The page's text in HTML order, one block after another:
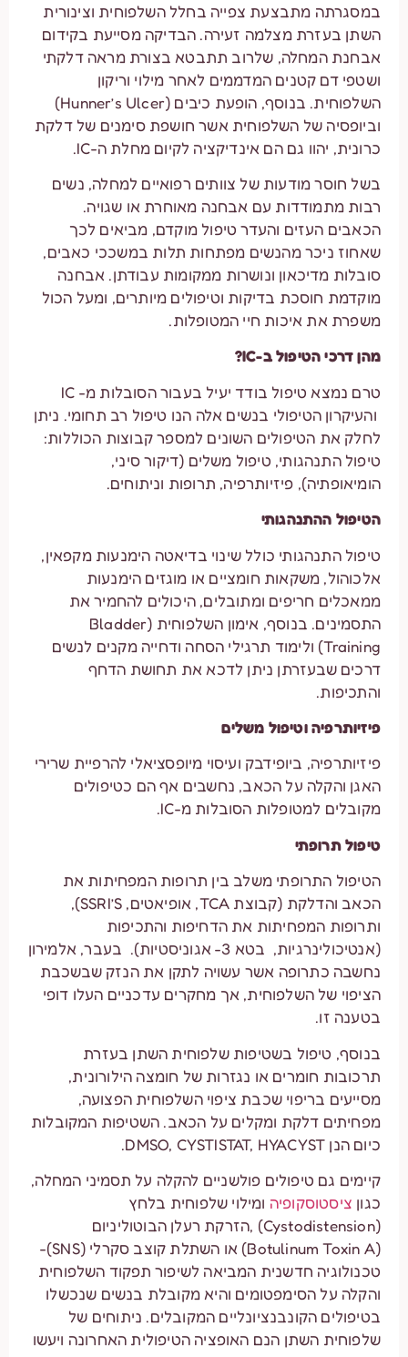
במסגרתה מתבצעת צפייה בחלל השלפוחית וצינורית
השתן בעזרת מצלמה זעירה. הבדיקה מסייעת בקידום
אבחנת המחלה, שלרוב תתבטא בצורת מראה דלקתי
ושטפי דם קטנים המדממים לאחר מילוי וריקון
השלפוחית. בנוסף, הופעת כיבים (Hunner’s Ulcer)
וביופסיה של השלפוחית אשר חושפת סימנים של דלקת
כרונית, יהוו גם הם אינדיקציה לקיום מחלת ה-IC.
בשל חוסר מודעות של צוותים רפואיים למחלה, נשים
רבות מתמודדות עם אבחנה מאוחרת או שגויה.
הכאבים העזים והעדר טיפול מוקדם, מביאים לכך
שאחוז ניכר מהנשים מפתחות תלות במשככי כאבים,
סובלות מדיכאון ונושרות ממקומות עבודתן. אבחנה
מוקדמת חוסכת בדיקות וטיפולים מיותרים, ומעל הכול
משפרת את איכות חיי המטופלות.
מהן דרכי הטיפול ב-IC?
טרם נמצא טיפול בודד יעיל בעבור הסובלות מ- IC
והעיקרון הטיפולי בנשים אלה הנו טיפול רב תחומי. ניתן
לחלק את הטיפולים השונים למספר קבוצות הכוללות:
טיפול התנהגותי, טיפול משלים (דיקור סיני,
הומיאופתיה), פיזיותרפיה, תרופות וניתוחים.
הטיפול ההתנהגותי
טיפול התנהגותי כולל שינוי בדיאטה הימנעות מקפאין,
אלכוהול, משקאות חומציים או מוגזים הימנעות
ממאכלים חריפים ומתובלים, היכולים להחמיר את
התסמינים. בנוסף, אימון השלפוחית (Bladder
Training) ולימוד תרגילי הסחה ודחייה מקנים לנשים
דרכים שבעזרתן ניתן לדכא את תחושת הדחף
והתכיפות.
פיזיותרפיה וטיפול משלים
פיזיותרפיה, ביופידבק ועיסוי מיופסציאלי להרפיית שרירי
האגן והקלה על הכאב, נחשבים אף הם כטיפולים
מקובלים למטופלות הסובלות מ-IC.
טיפול תרופתי
הטיפול התרופתי משלב בין תרופות המפחיתות את
הכאב והדלקת (קבוצת TCA, אופיאטים, SSRI’S),
ותרופות המפחיתות את הדחיפות והתכיפות
(אנטיכולינרגיות, בטא 3- אגוניסטיות). בעבר, אלמירון
נחשבה כתרופה אשר עשויה לתקן את הנזק שבשכבת
הציפוי של השלפוחית, אך מחקרים עדכניים העלו דופי
בטענה זו.
בנוסף, טיפול בשטיפות שלפוחית השתן בעזרת
תרכובות חומרים או נגזרות של חומצה הילורונית,
מסייעים בריפוי שכבת ציפוי השלפוחית הפצועה,
מפחיתים דלקת ומקלים על הכאב. השטיפות המקובלות
כיום הנן DMSO, CYSTISTAT, HYACYST.
קיימים גם טיפולים פולשניים להקלה על תסמיני המחלה,
כגון ציסטוסקופיה ומילוי שלפוחית בלחץ
(Cystodistension) ,הזרקת רעלן הבוטוליניום
(Botulinum Toxin A) או השתלת קוצב סקרלי (SNS)-
טכנולוגיה חדשנית המביאה לשיפור תפקוד השלפוחית
והקלה על הסימפטומים והיא מקובלת בנשים שנכשלו
בטיפולים הקונבנציונליים המקובלים. ניתוחים של
שלפוחית השתן הנם האופציה הטיפולית האחרונה ויעשו